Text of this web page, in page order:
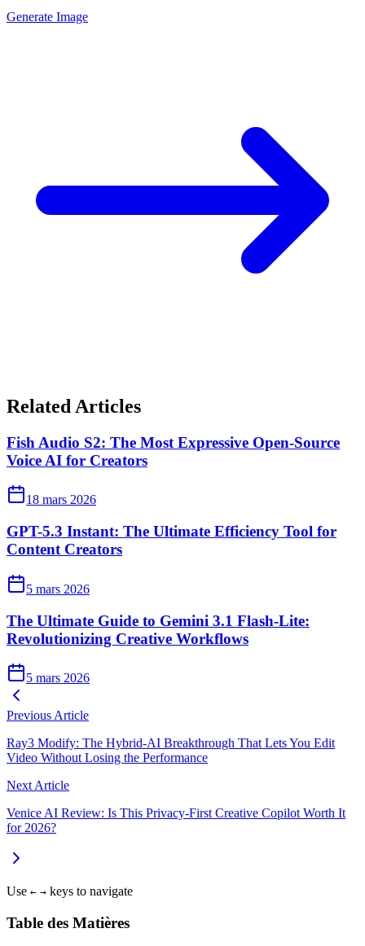
Generate Image
Related Articles
Fish Audio S2: The Most Expressive Open-Source
Voice AI for Creators
18 mars 2026
GPT-5.3 Instant: The Ultimate Efficiency Tool for
Content Creators
5 mars 2026
The Ultimate Guide to Gemini 3.1 Flash-Lite:
Revolutionizing Creative Workflows
5 mars 2026
Previous Article
Ray3 Modify: The Hybrid-AI Breakthrough That Lets You Edit
Video Without Losing the Performance
Next Article
Venice AI Review: Is This Privacy-First Creative Copilot Worth It
for 2026?
Use ← → keys to navigate
Table des Matières